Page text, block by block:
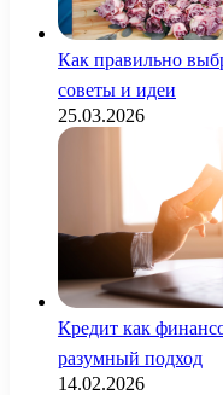
Как правильно
советы и идеи
25.03.2026
Кредит как
разумный подход
14.02.2026